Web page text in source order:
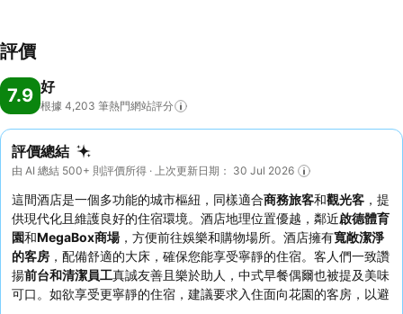
評價
7.9 好
根據 4,203 筆熱門網站評分
評價總結
由 AI 總結 500+ 則評價所得 · 上次更新日期： 30 Jul 2026
這間酒店是一個多功能的城市樞紐，同樣適合商務旅客和觀光客 ，提
供現代化且維護良好的住宿環境。酒店地理位置優越，鄰近啟德體育
園和MegaBox商場，方便前往娛樂和購物場所。酒店擁有寬敞潔淨
的客房 ，配備舒適的大床，確保您能享受寧靜的住宿。客人們一致讚
揚前台和清潔員工真誠友善且樂於助人，中式早餐偶爾也被提及美味
可口。如欲享受更寧靜的住宿，建議要求入住面向花園的客房，以避